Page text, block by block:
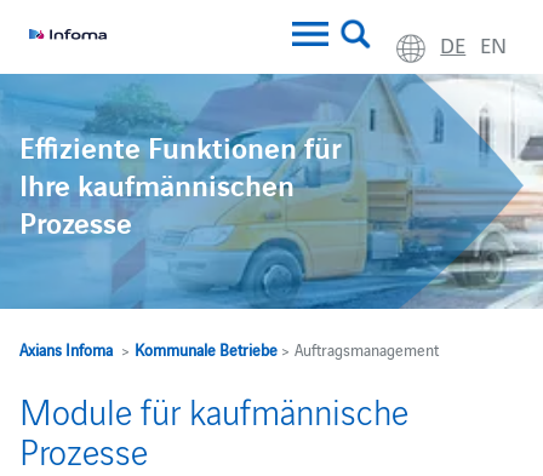
DE EN
Effiziente Funktionen für
Ihre kaufmännischen
Prozesse
Axians Infoma> Kommunale Betriebe> Auftragsmanagement
Module für kaufmännische
Prozesse